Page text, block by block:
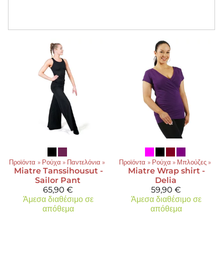
Προϊόντα ‪» Ρούχα ‪» Παντελόνια ‪»
Miatre Tanssihousut -
Sailor Pant
65,90 €
Άμεσα διαθέσιμο σε
απόθεμα
Προϊόντα ‪» Ρούχα ‪» Μπλούζες ‪»
Miatre Wrap shirt -
Delia
59,90 €
Άμεσα διαθέσιμο σε
απόθεμα